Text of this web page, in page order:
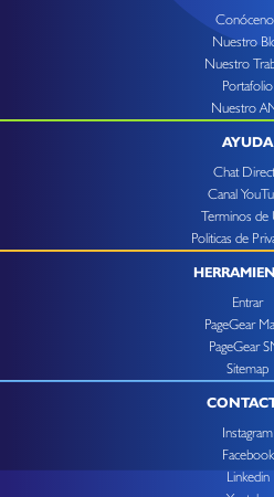
Nuestro
Nuestro
Portafolio
Nuestro
AYUDA
Chat
Canal
Terminos de
Politicas de
Entrar
PageGear
PageGear
Sitemap
Instagram
Facebook
Linkedin